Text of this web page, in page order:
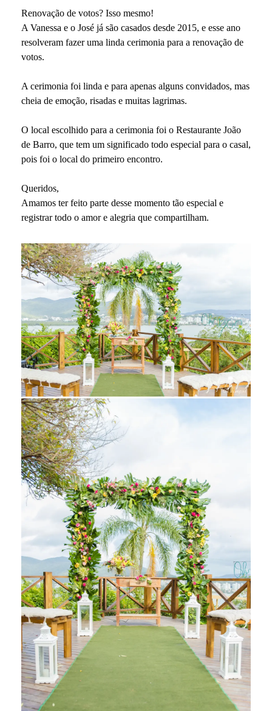
Renovação de votos? Isso mesmo!
A Vanessa e o José já são casados desde 2015, e esse ano
resolveram fazer uma linda cerimonia para a renovação de
votos.
A cerimonia foi linda e para apenas alguns convidados, mas
cheia de emoção, risadas e muitas lagrimas.
O local escolhido para a cerimonia foi o Restaurante João
de Barro, que tem um significado todo especial para o casal,
pois foi o local do primeiro encontro.
Queridos,
Amamos ter feito parte desse momento tão especial e
registrar todo o amor e alegria que compartilham.